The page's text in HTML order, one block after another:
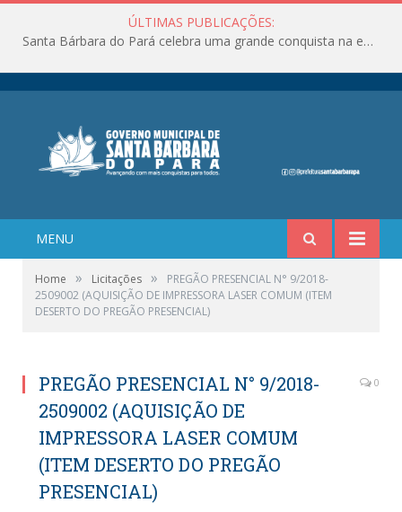
ÚLTIMAS PUBLICAÇÕES:
Santa Bárbara do Pará celebra uma grande conquista na educação!
MENU
Home » Licitações »
PREGÃO PRESENCIAL N° 9/2018-
2509002 (AQUISIÇÃO DE IMPRESSORA LASER COMUM (ITEM
DESERTO DO PREGÃO PRESENCIAL)
PREGÃO PRESENCIAL N° 9/2018-
2509002 (AQUISIÇÃO DE
IMPRESSORA LASER COMUM
(ITEM DESERTO DO PREGÃO
PRESENCIAL)
0